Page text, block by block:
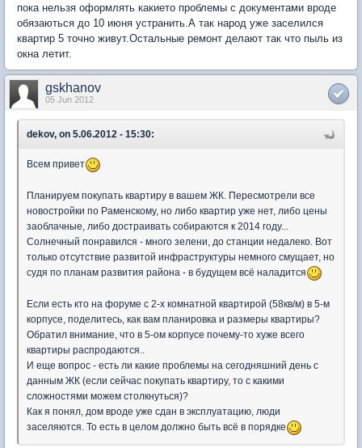
пока нельзя оформлять какието проблемы с документами вроде
обязаються до 10 июня устранить.А так народ уже заселился
квартир 5 точно живут.Остальные ремонт делают так что пыль из
окна летит.
gskhanov
05 Jun 2012
dekov, on 5.06.2012 - 15:30:
Всем привет
Планируем покупать квартиру в вашем ЖК. Пересмотрели все
новостройки по Раменскому, но либо квартир уже нет, либо цены
заоблачные, либо достраивать собираются к 2014 году...
Солнечный понравился - много зелени, до станции недалеко. Вот
только отсутствие развитой инфраструктуры немного смущает, но
судя по планам развития района - в будущем всё наладится
Если есть кто на форуме с 2-х комнатной квартирой (58кв/м) в 5-м
корпусе, поделитесь, как вам планировка и размеры квартиры?
Обратил внимание, что в 5-ом корпусе почему-то хуже всего
квартиры распродаются..
И еще вопрос - есть ли какие проблемы на сегодняшний день с
данным ЖК (если сейчас покупать квартиру, то с какими
сложностями можем столкнуться)?
Как я понял, дом вроде уже сдан в эксплуатацию, люди
заселяются. То есть в целом должно быть всё в порядке